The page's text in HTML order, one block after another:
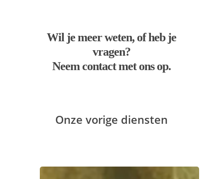
Wil je meer weten, of heb je
vragen?
Neem contact met ons op.
Onze vorige diensten